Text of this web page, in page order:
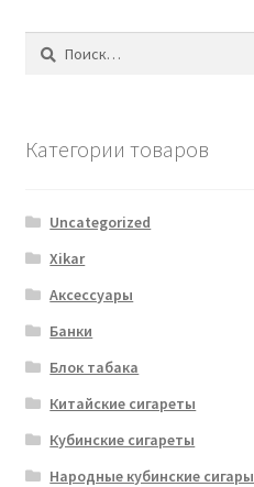
Найти:
Категории товаров
Uncategorized
Xikar
Аксессуары
Банки
Блок табака
Китайские сигареты
Кубинские сигареты
Народные кубинские сигары